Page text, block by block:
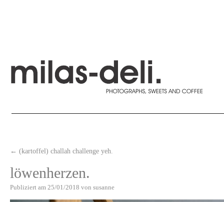
← (kartoffel) challah challenge yeh.
löwenherzen.
Publiziert am 25/01/2018 von susanne